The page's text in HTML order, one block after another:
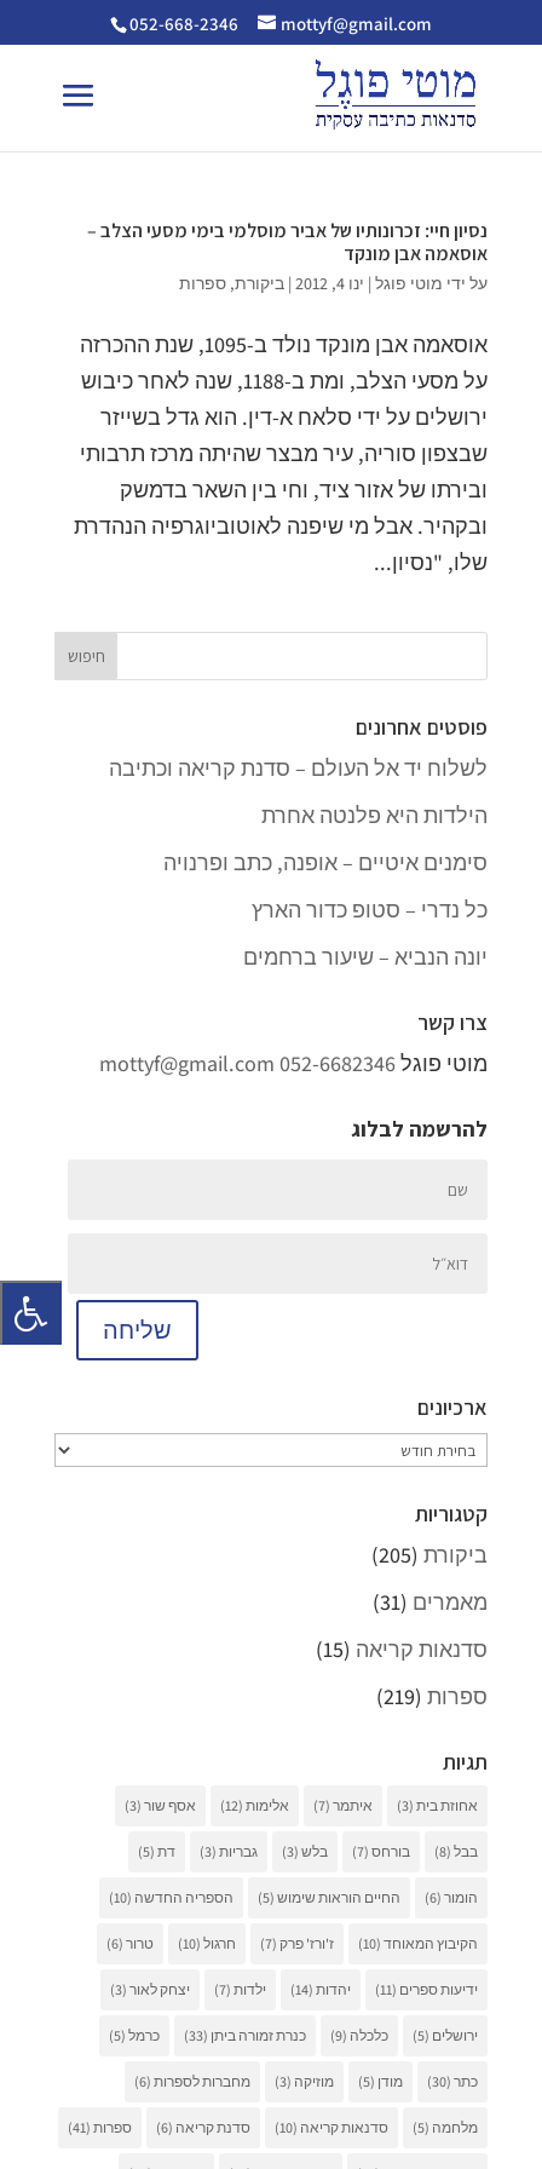
052-668-2346 mottyf@gmail.com
נסיון חיי: זכרונותיו של אביר מוסלמי בימי מסעי הצלב –
אוסאמה אבן מונקד
על ידי מוטי פוגל| ינו 4, 2012 | ביקורת, ספרות
אוסאמה אבן מונקד נולד ב-1095, שנת ההכרזה
על מסעי הצלב, ומת ב-1188, שנה לאחר כיבוש
ירושלים על ידי סלאח א-דין. הוא גדל בשייזר
שבצפון סוריה, עיר מבצר שהיתה מרכז תרבותי
ובירתו של אזור ציד, וחי בין השאר בדמשק
ובקהיר. אבל מי שיפנה לאוטוביוגרפיה הנהדרת
שלו, "נסיון...
פוסטים אחרונים
לשלוח יד אל העולם – סדנת קריאה וכתיבה
הילדות היא פלנטה אחרת
סימנים איטיים – אופנה, כתב ופרנויה
כל נדרי – סטופ כדור הארץ
יונה הנביא – שיעור ברחמים
צרו קשר
מוטי פוגל052-6682346
mottyf@gmail.com
להרשמה לבלוג
שליחה
ארכיונים
ארכיונים
קטגוריות
ביקורת(205)
מאמרים (31)
סדנאות קריאה (15)
ספרות(219)
תגיות
אחוזת בית(3) איתמר(7) אלימות(12) אסף שור(3)
בבל(8) בורחס(7) בלש(3) גבריות(3) דת(5)
הומור(6) החיים הוראות שימוש(5) הספריה החדשה (10)
הקיבוץ המאוחד(10) ז'ורז' פרק(7) חרגול(10) טרור(6)
ידיעות ספרים (11) יהדות(14) ילדות(7) יצחק לאור(3)
ירושלים (5) כלכלה (9) כנרת זמורה ביתן (33) כרמל(5)
כתר(30) מודן (5) מוזיקה (3) מחברות לספרות(6)
מלחמה (5) סדנאות קריאה (10) סדנת קריאה (6) ספרות(41)